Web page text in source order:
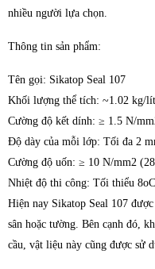
nhiều người lựa chọn.
Thông tin sản phẩm:
Tên gọi: Sikatop Seal 107
Khối lượng thể tích: ~1.02 kg/lít
Cường độ kết dính: ≥ 1.5 N/
Độ dày của mỗi lớp: Tối đa 2
Cường độ uốn: ≥ 10 N/mm2
Nhiệt độ thi công: Tối thiểu
Hiện nay Sikatop Seal 107
sân hoặc tường. Bên cạnh đó,
cầu, vật liệu này cũng được sử